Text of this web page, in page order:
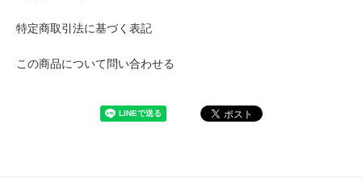
特定商取引法に基づく表記
この商品について問い合わせる